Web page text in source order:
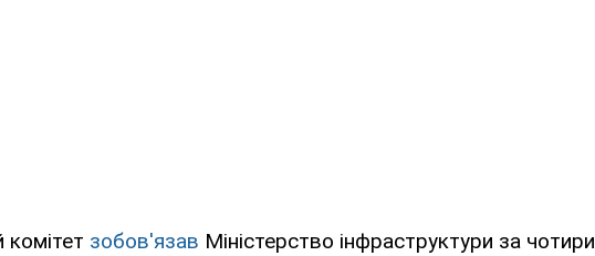
зобов'язав Міністерство інфраструктури за чотири